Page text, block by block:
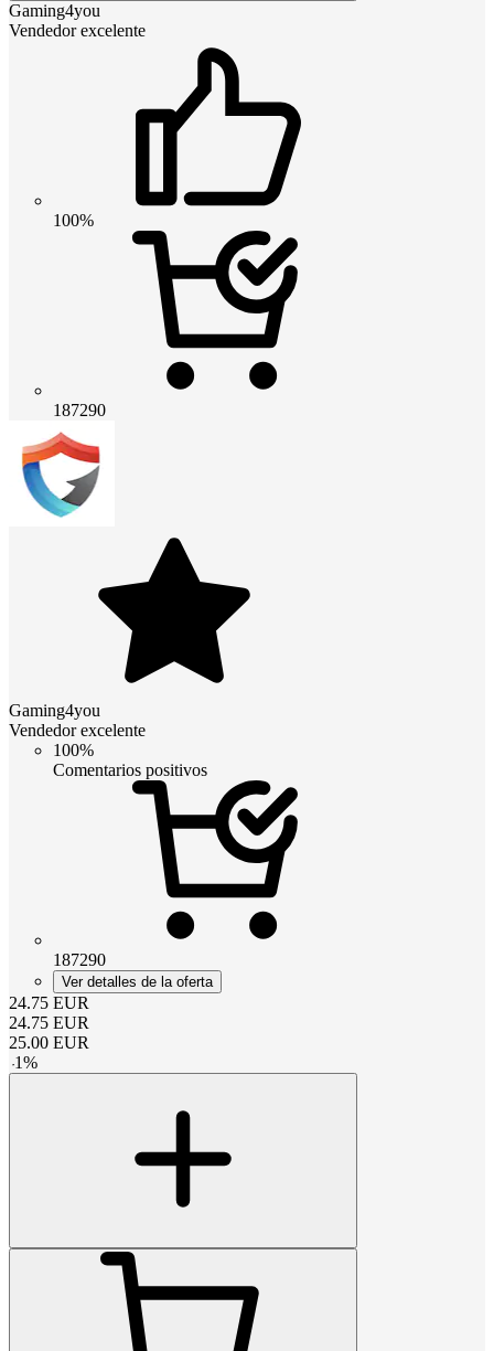
Gaming4you
Vendedor excelente
100%
187290
Gaming4you
Vendedor excelente
100%
Comentarios positivos
187290
Ver detalles de la oferta
24.75 EUR
24.75 EUR
25.00 EUR
-1%